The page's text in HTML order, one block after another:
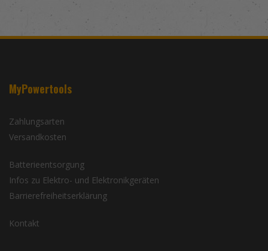
MyPowertools
Zahlungsarten
Versandkosten
Batterieentsorgung
Infos zu Elektro- und Elektronikgeräten
Barrierefreiheitserklärung
Kontakt